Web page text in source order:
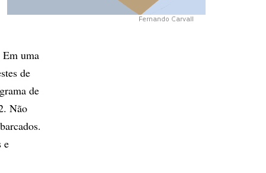
Fernando Carvall
uma
de
de
Não
e